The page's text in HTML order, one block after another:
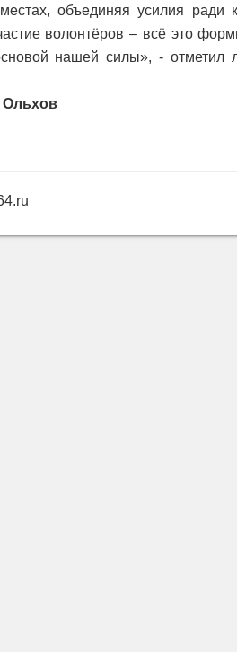
объединяя усилия ради
волонтёров – всё это
нашей силы», -
Ольхов